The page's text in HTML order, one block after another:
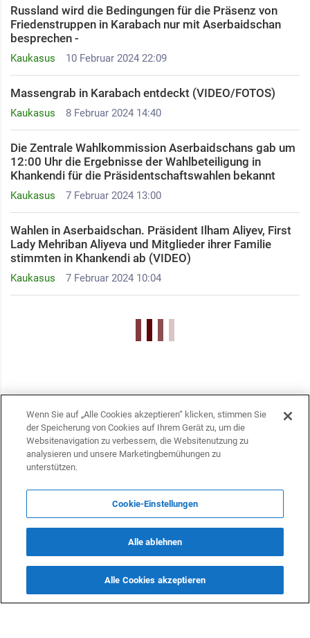
Kaukasus 10 Februar 2024 22:09
Russland wird die Bedingungen für die Präsenz von
Friedenstruppen in Karabach nur mit Aserbaidschan
besprechen -
Kaukasus 8 Februar 2024 14:40
Massengrab in Karabach entdeckt (VIDEO/FOTOS)
Kaukasus 7 Februar 2024 13:00
Die Zentrale Wahlkommission Aserbaidschans gab um
12:00 Uhr die Ergebnisse der Wahlbeteiligung in
Khankendi für die Präsidentschaftswahlen bekannt
Kaukasus 7 Februar 2024 10:04
Wahlen in Aserbaidschan. Präsident Ilham Aliyev, First
Lady Mehriban Aliyeva und Mitglieder ihrer Familie
stimmten in Khankendi ab (VIDEO)
KONTAKTE
Wenn Sie auf „Alle Cookies akzeptieren“ klicken, stimmen Sie
der Speicherung von Cookies auf Ihrem Gerät zu, um die
Websitenavigation zu verbessern, die Websitenutzung zu
analysieren und unsere Marketingbemühungen zu
unterstützen.
Cookie-Einstellungen
Alle ablehnen
Alle Cookies akzeptieren